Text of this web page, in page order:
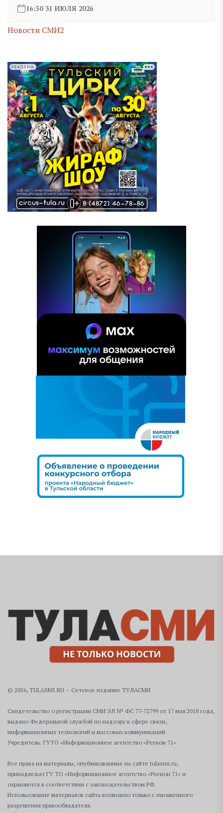
16:30 31 ИЮЛЯ 2026
Новости СМИ2
РЕКЛАМА
© 2026, TULASMI.RU – Сетевое издание ТУЛАСМИ
Свидетельство о регистрации СМИ ЭЛ № ФС 77-72799 от 17 мая 2018 года,
выдано Федеральной службой по надзору в сфере связи,
информационных технологий и массовых коммуникаций
Учредитель: ГУТО «Информационное агентство «Регион 71»
Все права на материалы, опубликованные на сайте tulasmi.ru,
принадлежат ГУ ТО «Информационное агентство «Регион 71» и
охраняются в соответствии с законодательством РФ.
Использование материалов сайта возможно только с письменного
разрешения правообладателя.